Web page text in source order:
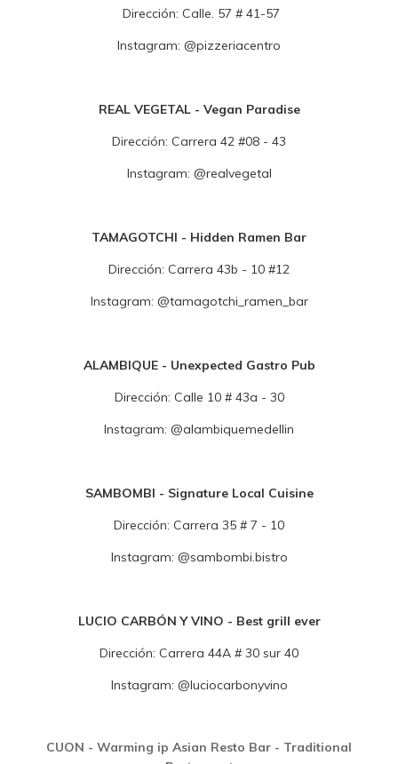
Dirección: Calle. 57 # 41-57
Instagram: @pizzeriacentro
REAL VEGETAL - Vegan Paradise
Dirección: Carrera 42 #08 - 43
Instagram: @realvegetal
TAMAGOTCHI - Hidden Ramen Bar
Dirección: Carrera 43b - 10 #12
Instagram: @tamagotchi_ramen_bar
ALAMBIQUE - Unexpected Gastro Pub
Dirección: Calle 10 # 43a - 30
Instagram: @alambiquemedellin
SAMBOMBI - Signature Local Cuisine
Dirección: Carrera 35 # 7 - 10
Instagram: @sambombi.bistro
LUCIO CARBÓN Y VINO - Best grill ever
Dirección: Carrera 44A # 30 sur 40
Instagram: @luciocarbonyvino
CUON - Warming ip Asian Resto Bar - Traditional